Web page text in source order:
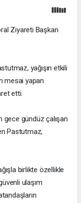
Ziyareti Başkan
yağışın etkili
mesai yapan
etti.
gece gündüz çalışan
Pastutmaz,
birlikte özellikle
ulaşım